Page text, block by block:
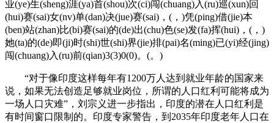
业(ye)生(sheng)涯(ya)首(shou)次(ci)闯(chuang)入(ru)巡(xun)回
(hui)赛(sai)女(nv)单(dan)决(jue)赛(sai)，(，)凭(ping)借(jie)本
(ben)站(zhan)比(bi)赛(sai)的(de)出(chu)色(se)发(fa)挥(hui)，(，)
她(ta)的(de)即(ji)时(shi)世(shi)界(jie)排(pai)名(ming)已(yi)经(jing)
闯(chuang)入(ru)前(qian)3(3)0(0)。(。)
“对于像印度这样每年有1200万人达到就业年龄的国家来
说，如果无法创造足够就业岗位，所谓的人口红利可能将成为
一场人口灾难”，刘宗义进一步指出，印度的潜在人口红利是
有时间窗口限制的。印度专家警告，到2035年印度老年人口在